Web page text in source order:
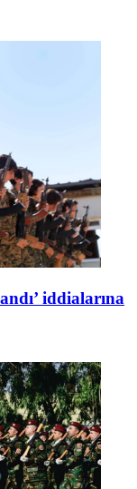
iddialarına